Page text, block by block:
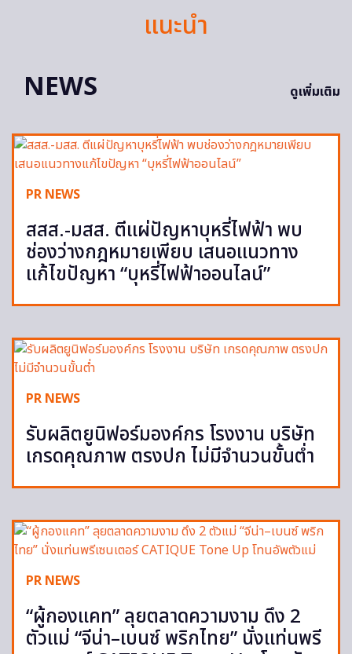
แนะนำ
NEWS
ดูเพิ่มเติม
PR NEWS
สสส.-มสส. ตีแผ่ปัญหาบุหรี่ไฟฟ้า พบ
ช่องว่างกฎหมายเพียบ เสนอแนวทาง
แก้ไขปัญหา “บุหรี่ไฟฟ้าออนไลน์”
PR NEWS
รับผลิตยูนิฟอร์มองค์กร โรงงาน บริษัท
เกรดคุณภาพ ตรงปก ไม่มีจำนวนขั้นต่ำ
PR NEWS
“ผู้กองแคท” ลุยตลาดความงาม ดึง 2
ตัวแม่ “จีน่า–เบนซ์ พริกไทย” นั่งแท่นพรี